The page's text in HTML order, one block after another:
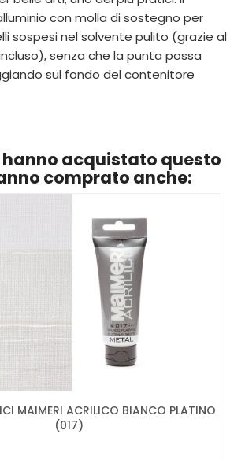
con molla di sostegno per
sospesi nel solvente pulito (grazie al
senza che la punta possa
sul fondo del contenitore
hanno acquistato questo
comprato anche:
MAIMERI ACRILICO BIANCO PLATINO
(017)